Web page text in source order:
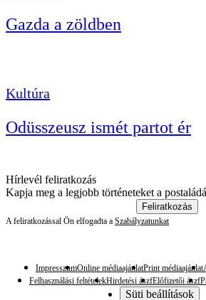
Gazda a zöldben
Kultúra
Odüsszeusz ismét partot ér
Hírlevél feliratkozás
Kapja meg a legjobb történeteket a
Feliratkozás
A feliratkozással Ön elfogadta a Szabályzatunkat
ImpresszumOnline médiaajánlatPrint médiaajánlat
Felhasználási feltételekHirdetési ászfElőfizetői ászf
Süti beállítások